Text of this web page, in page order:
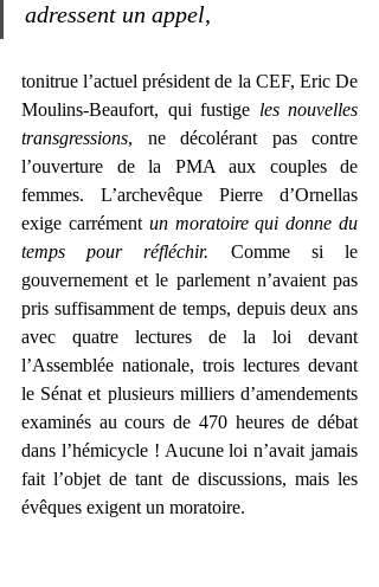
adressent un appel,
tonitrue l’actuel président de la CEF, Eric De
Moulins-Beaufort, qui fustige les nouvelles
transgressions, ne décolérant pas contre
l’ouverture de la PMA aux couples de
femmes. L’archevêque Pierre d’Ornellas
exige carrément un moratoire qui donne du
temps pour réfléchir. Comme si le
gouvernement et le parlement n’avaient pas
pris suffisamment de temps, depuis deux ans
avec quatre lectures de la loi devant
l’Assemblée nationale, trois lectures devant
le Sénat et plusieurs milliers d’amendements
examinés au cours de 470 heures de débat
dans l’hémicycle ! Aucune loi n’avait jamais
fait l’objet de tant de discussions, mais les
évêques exigent un moratoire.